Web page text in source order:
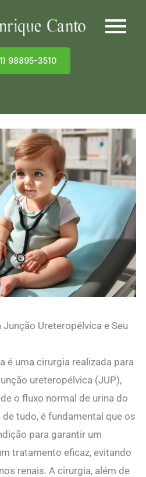
98895-3510
Ureteropélvica e Seu
é uma cirurgia realizada para
ureteropélvica (JUP),
o fluxo normal de urina do
tudo, é fundamental que os
para garantir um
tratamento eficaz, evitando
renais. A cirurgia, além de